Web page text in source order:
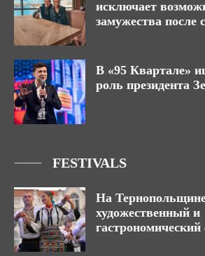
исключает
замужества после
В «95 Квартале»
роль президента
FESTIVALS
На
художественный и